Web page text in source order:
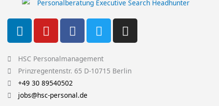
L
i
n
k
e
d
i
Y
o
u
t
u
b
e
F
a
c
e
b
o
o
T
w
i
t
t
I
n
s
a
HSC Personalmanagement
Prinzregentenstr. 65 D-10715 Berlin
+49 30 89540502
jobs@hsc-personal.de